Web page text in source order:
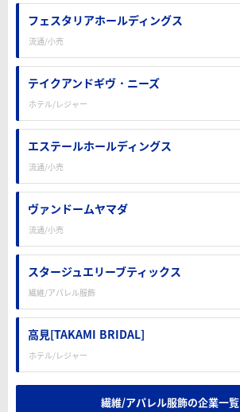
フェスタリアホールディングス
流通/小売
テイクアンドギヴ・ニーズ
ホテル/レジャー
エステールホールディングス
流通/小売
ヴァンドームヤマダ
流通/小売
スタージュエリーブティックス
繊維/アパレル服飾
高見[TAKAMI BRIDAL]
ホテル/レジャー
繊維/アパレル服飾の企業一覧